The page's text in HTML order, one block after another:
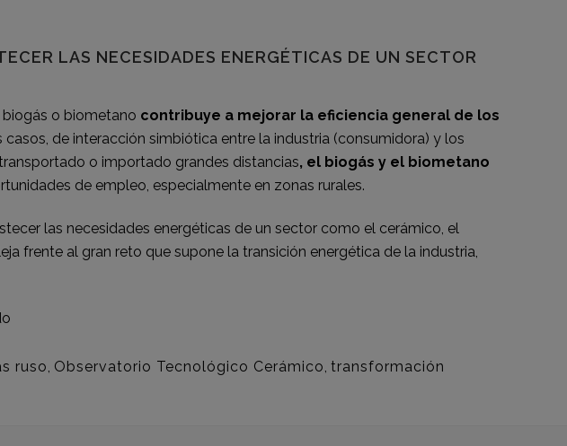
LAS NECESIDADES ENERGÉTICAS DE UN SECTOR
o biometano contribuye a mejorar la eficiencia general de los
de interacción simbiótica entre la industria (consumidora) y los
o importado grandes distancias, el biogás y el biometano
de empleo, especialmente en zonas rurales.
las necesidades energéticas de un sector como el cerámico, el
frente al gran reto que supone la transición energética de la industria,
ruso, Observatorio Tecnológico Cerámico, transformación